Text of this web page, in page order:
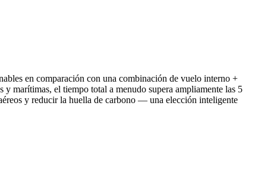
en comparación con una combinación de vuelo interno +
y marítimas, el tiempo total a menudo supera ampliamente las 5
y reducir la huella de carbono — una elección inteligente